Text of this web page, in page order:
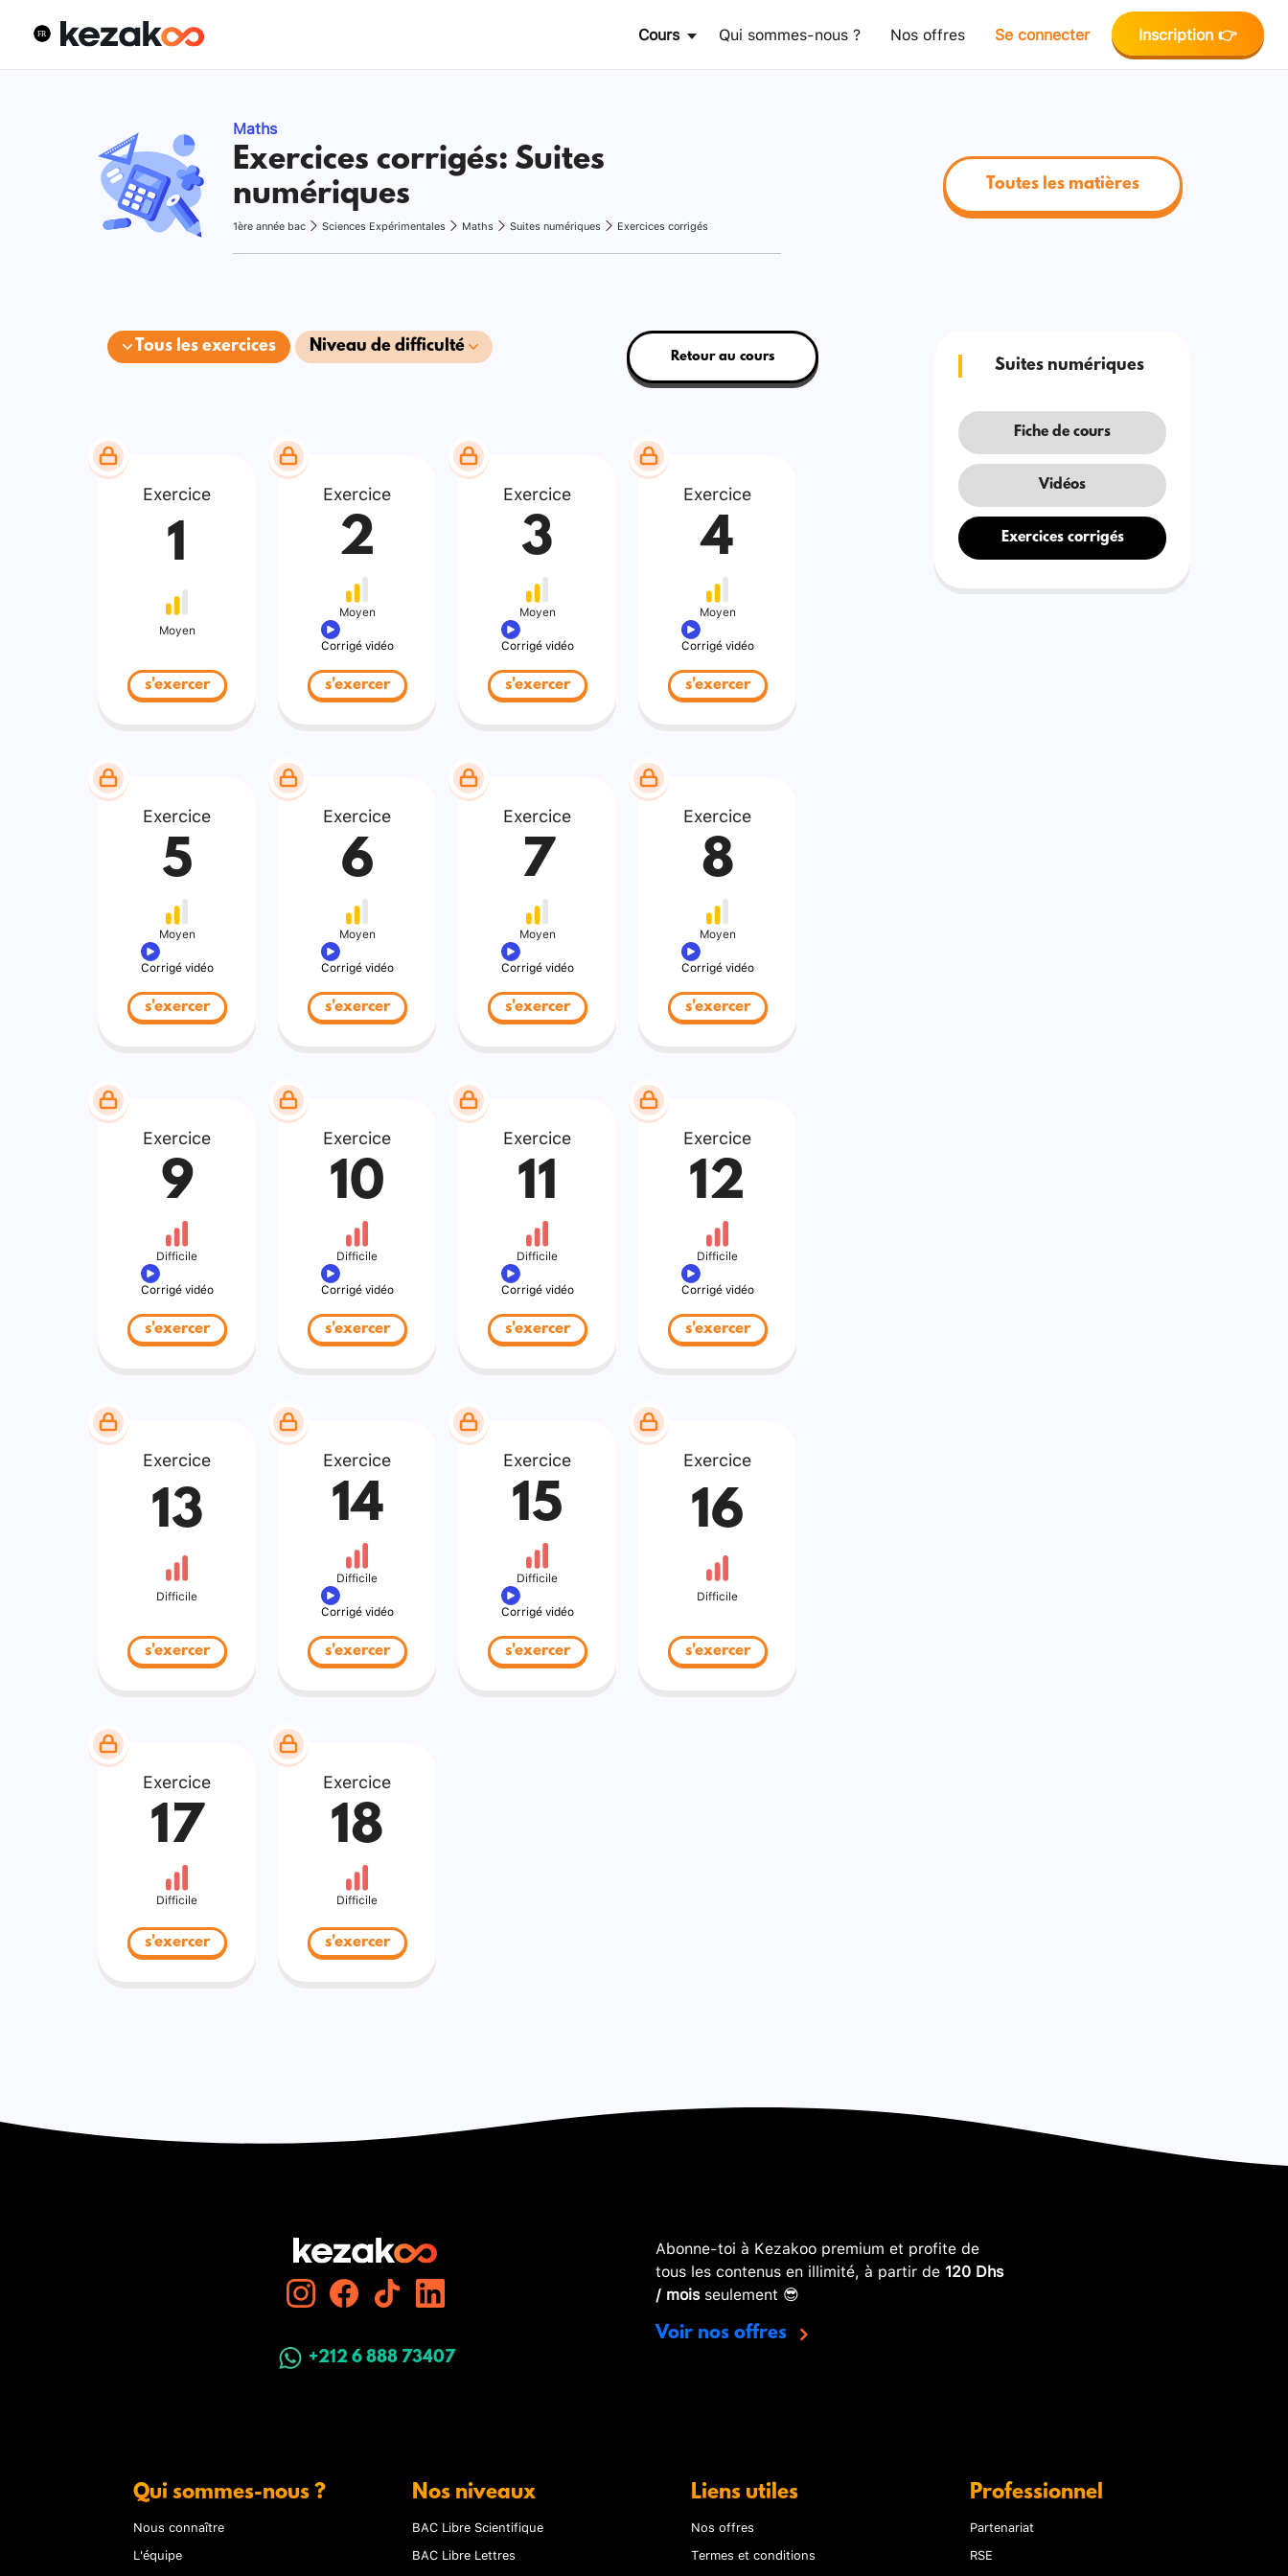
Cours Qui sommes-nous ? Nos offres Se connecter Inscription 👉
Maths
Exercices corrigés: Suites
numériques
1ère année bac Sciences Expérimentales Maths Suites numériques Exercices corrigés
Toutes les matières
Tous les exercices Niveau de difficulté
Retour au cours
Exercice
1
Moyen
s'exercer
Exercice
2
Moyen
Corrigé vidéo
s'exercer
Exercice
3
Moyen
Corrigé vidéo
s'exercer
Exercice
4
Moyen
Corrigé vidéo
s'exercer
Exercice
5
Moyen
Corrigé vidéo
s'exercer
Exercice
6
Moyen
Corrigé vidéo
s'exercer
Exercice
7
Moyen
Corrigé vidéo
s'exercer
Exercice
8
Moyen
Corrigé vidéo
s'exercer
Exercice
9
Difficile
Corrigé vidéo
s'exercer
Exercice
10
Difficile
Corrigé vidéo
s'exercer
Exercice
11
Difficile
Corrigé vidéo
s'exercer
Exercice
12
Difficile
Corrigé vidéo
s'exercer
Exercice
13
Difficile
s'exercer
Exercice
14
Difficile
Corrigé vidéo
s'exercer
Exercice
15
Difficile
Corrigé vidéo
s'exercer
Exercice
16
Difficile
s'exercer
Exercice
17
Difficile
s'exercer
Exercice
18
Difficile
s'exercer
Suites numériques
Fiche de cours
Vidéos
Exercices corrigés
+212 6 888 73407
Abonne-toi à Kezakoo premium et profite de
tous les contenus en illimité, à partir de 120 Dhs
/ moisseulement 😎
Voir nos offres
Qui sommes-nous ?
Nous connaître
L'équipe
Nos niveaux
BAC Libre Scientifique
BAC Libre Lettres
Liens utiles
Nos offres
Termes et conditions
Professionnel
Partenariat
RSE